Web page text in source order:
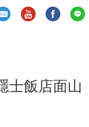
士飯店面山